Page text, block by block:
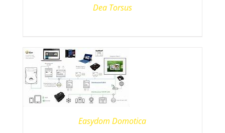
Dea Torsus
Easydom Domotica